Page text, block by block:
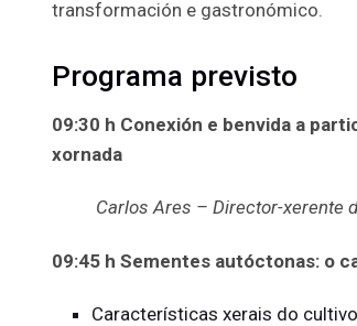
transformación e gastronómico.
Programa previsto
09:30 h Conexión e benvida a
xornada
Carlos Ares – Director-xerente
09:45 h Sementes autóctonas: o
Características xerais do cultivo